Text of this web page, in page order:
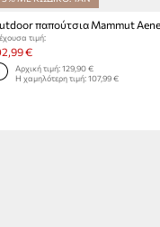
παπούτσια Mammut
τιμή:
€
Αρχική τιμή: 129,90 €
Η χαμηλότερη τιμή: 107,99 €